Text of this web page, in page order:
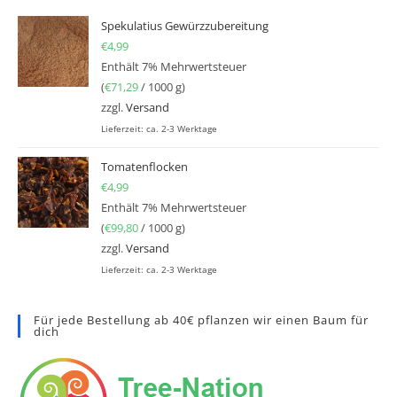
Spekulatius Gewürzzubereitung
€4,99
Enthält 7% Mehrwertsteuer
(€71,29/ 1000 g)
zzgl.Versand
Lieferzeit: ca. 2-3 Werktage
Tomatenflocken
€4,99
Enthält 7% Mehrwertsteuer
(€99,80/ 1000 g)
zzgl.Versand
Lieferzeit: ca. 2-3 Werktage
Für jede Bestellung ab 40€ pflanzen wir einen Baum für
dich